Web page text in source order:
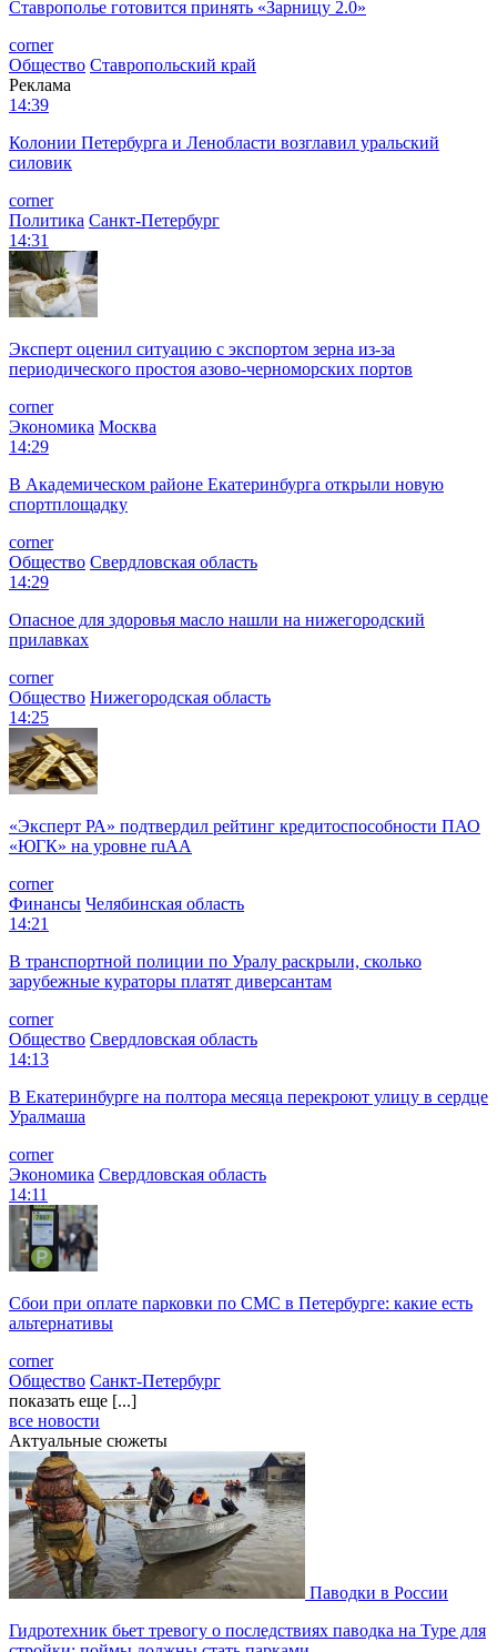
Ставрополье готовится принять «Зарницу 2.0»
corner
Общество Ставропольский край
Реклама
14:39
Колонии Петербурга и Ленобласти возглавил уральский
силовик
corner
Политика Санкт-Петербург
14:31
Эксперт оценил ситуацию с экспортом зерна из-за
периодического простоя азово-черноморских портов
corner
Экономика Москва
14:29
В Академическом районе Екатеринбурга открыли новую
спортплощадку
corner
Общество Свердловская область
14:29
Опасное для здоровья масло нашли на нижегородский
прилавках
corner
Общество Нижегородская область
14:25
«Эксперт РА» подтвердил рейтинг кредитоспособности ПАО
«ЮГК» на уровне ruAА
corner
Финансы Челябинская область
14:21
В транспортной полиции по Уралу раскрыли, сколько
зарубежные кураторы платят диверсантам
corner
Общество Свердловская область
14:13
В Екатеринбурге на полтора месяца перекроют улицу в сердце
Уралмаша
corner
Экономика Свердловская область
14:11
Сбои при оплате парковки по СМС в Петербурге: какие есть
альтернативы
corner
Общество Санкт-Петербург
показать еще [...]
все новости
Актуальные сюжеты
Паводки в России
Гидротехник бьет тревогу о последствиях паводка на Туре для